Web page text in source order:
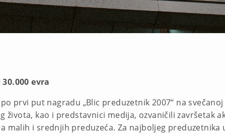
evra
prvi put nagradu „Blic preduzetnik 2007“ na
kao i predstavnici medija, ozvaničili završetak
malih i srednjih preduzeća. Za najboljeg preduzetnika